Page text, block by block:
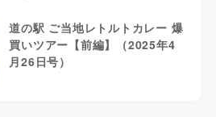
道の駅 ご当地レトルトカレー 爆
買いツアー【前編】（2025年4
月26日号）